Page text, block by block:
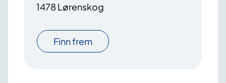
1478 Lørenskog
Finn frem